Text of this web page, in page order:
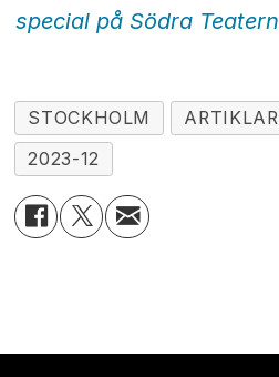
special på Södra Teatern
STOCKHOLM ARTIKLAR
2023-12